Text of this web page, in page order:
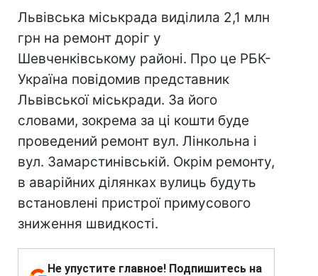
Львівська міськрада виділила 2,1 млн
грн на ремонт доріг у
Шевченківському районі. Про це РБК-
Україна повідомив представник
Львівської міськради. За його
словами, зокрема за ці кошти буде
проведений ремонт вул. Лінкольна і
вул. Замарстинівській. Окрім ремонту,
в аварійних ділянках вулиць будуть
встановлені пристрої примусового
зниження швидкості.
Не упустите главное! Подпишитесь на